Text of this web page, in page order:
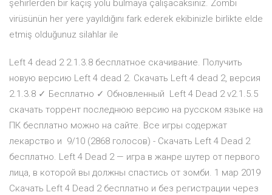
şehirlerden bir kaçış yolu bulmaya çalışacaksınız. Zombi
virüsünün her yere yayıldığını fark ederek ekibinizle birlikte elde
etmiş olduğunuz silahlar ile
Left 4 dead 2 2.1.3.8 бесплатное скачивание. Получить
новую версию Left 4 dead 2. Скачать Left 4 dead 2, версия
2.1.3.8 ✓ Бесплатно ✓ Обновленный Left 4 Dead 2 v2.1.5.5
скачать торрент последнюю версию на русском языке на
ПК бесплатно можно на сайте. Все игры содержат
лекарство и 9/10 (2868 голосов) - Скачать Left 4 Dead 2
бесплатно. Left 4 Dead 2 — игра в жанре шутер от первого
лица, в которой вы должны спастись от зомби. 1 мар 2019
Скачать Left 4 Dead 2 бесплатно и без регистрации через